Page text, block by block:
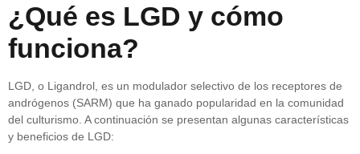
¿Qué es LGD y cómo
funciona?
LGD, o Ligandrol, es un modulador selectivo de los receptores de
andrógenos (SARM) que ha ganado popularidad en la comunidad
del culturismo. A continuación se presentan algunas características
y beneficios de LGD: